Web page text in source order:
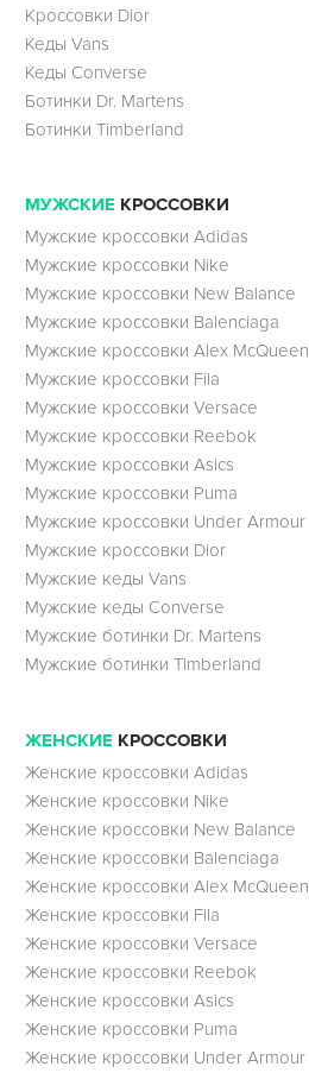
Кроссовки Dior
Кеды Vans
Кеды Converse
Ботинки Dr. Martens
Ботинки Timberland
МУЖСКИЕ КРОССОВКИ
Мужские кроссовки Adidas
Мужские кроссовки Nike
Мужские кроссовки New Balance
Мужские кроссовки Balenciaga
Мужские кроссовки Alex McQueen
Мужские кроссовки Fila
Мужские кроссовки Versace
Мужские кроссовки Reebok
Мужские кроссовки Asics
Мужские кроссовки Puma
Мужские кроссовки Under Armour
Мужские кроссовки Dior
Мужские кеды Vans
Мужские кеды Converse
Мужские ботинки Dr. Martens
Мужские ботинки Timberland
ЖЕНСКИЕ КРОССОВКИ
Женские кроссовки Adidas
Женские кроссовки Nike
Женские кроссовки New Balance
Женские кроссовки Balenciaga
Женские кроссовки Alex McQueen
Женские кроссовки Fila
Женские кроссовки Versace
Женские кроссовки Reebok
Женские кроссовки Asics
Женские кроссовки Puma
Женские кроссовки Under Armour